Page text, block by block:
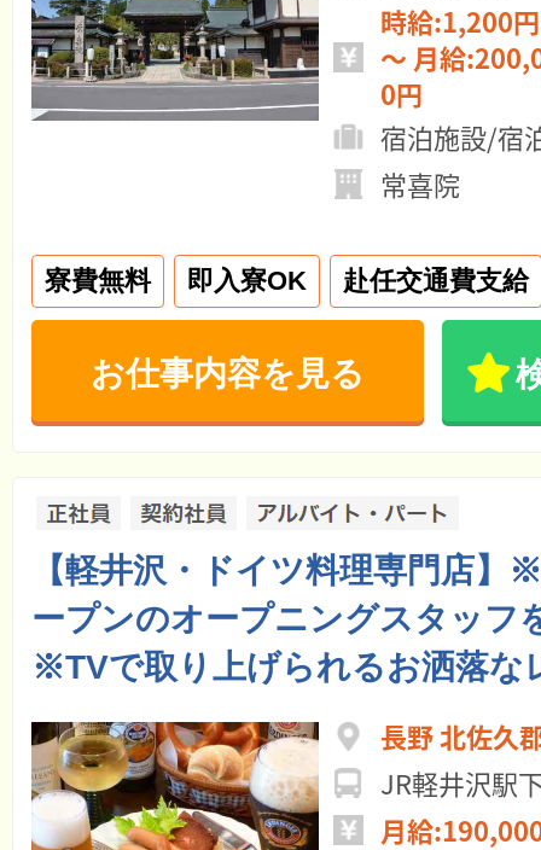
時給:1,200円 ～ 日給
～ 月給:200,000円 ～ 300,00
0円
宿泊施設/宿
常喜院
寮費無料 即入寮OK 赴任交通費支給
お仕事内容を見る
【軽井沢・ドイツ料理専門店】
ープンのオープニングスタッフ
※TVで取り上げられるお洒落な
長野 北佐久
JR軽井沢
月給